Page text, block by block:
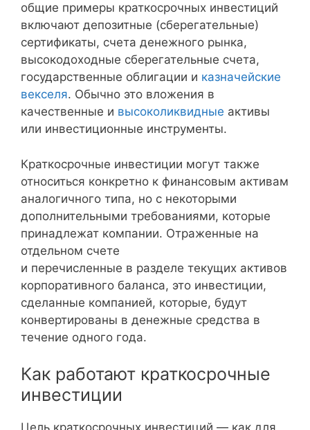
общие примеры краткосрочных инвестиций
включают депозитные (сберегательные)
сертификаты, счета денежного рынка,
высокодоходные сберегательные счета,
государственные облигации и казначейские
векселя. Обычно это вложения в
качественные и высоколиквидные активы
или инвестиционные инструменты.
Краткосрочные инвестиции могут также
относиться конкретно к финансовым активам
аналогичного типа, но с некоторыми
дополнительными требованиями, которые
принадлежат компании. Отраженные на
отдельном счете
и перечисленные в разделе текущих активов
корпоративного баланса, это инвестиции,
сделанные компанией, которые, будут
конвертированы в денежные средства в
течение одного года.
Как работают краткосрочные
инвестиции